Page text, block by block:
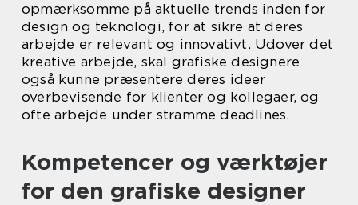
opmærksomme på aktuelle trends inden for
design og teknologi, for at sikre at deres
arbejde er relevant og innovativt. Udover det
kreative arbejde, skal grafiske designere
også kunne præsentere deres ideer
overbevisende for klienter og kollegaer, og
ofte arbejde under stramme deadlines.
Kompetencer og værktøjer
for den grafiske designer